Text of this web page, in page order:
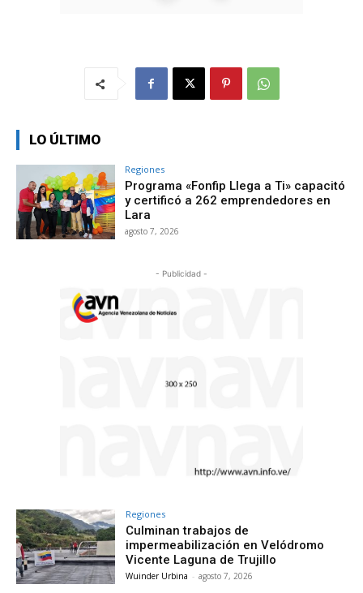
LO ÚLTIMO
Regiones
Programa «Fonfip Llega a Ti» capacitó
y certificó a 262 emprendedores en
Lara
agosto 7, 2026
- Publicidad -
Regiones
Culminan trabajos de
impermeabilización en Velódromo
Vicente Laguna de Trujillo
Wuinder Urbina - agosto 7, 2026